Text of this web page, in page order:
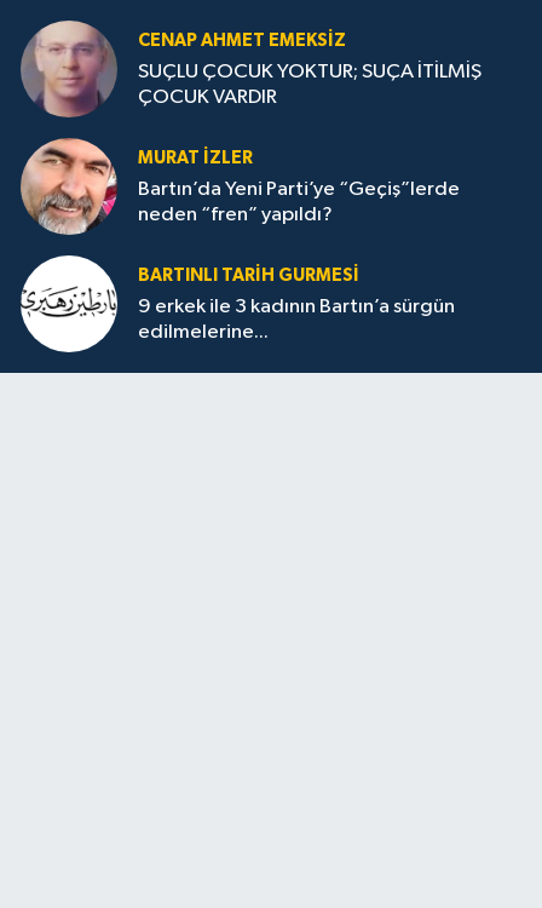
CENAP AHMET EMEKSİZ
SUÇLU ÇOCUK YOKTUR; SUÇA İTİLMİŞ
ÇOCUK VARDIR
MURAT İZLER
Bartın’da Yeni Parti’ye “Geçiş”lerde
neden “fren” yapıldı?
BARTINLI TARIH GURMESI
9 erkek ile 3 kadının Bartın’a sürgün
edilmelerine...